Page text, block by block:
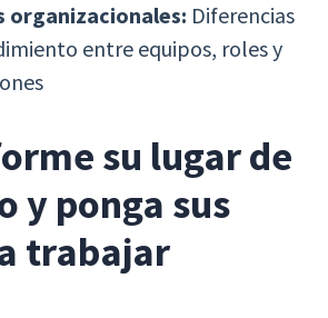
organizacionales: Diferencias
entre equipos, roles y
su lugar de
y ponga sus
trabajar